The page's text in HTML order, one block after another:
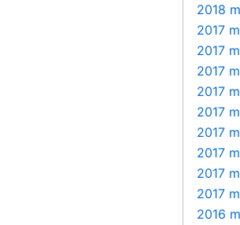
2018
2017
2017
2017
2017
2017
2017
2017
2017
2017
2016